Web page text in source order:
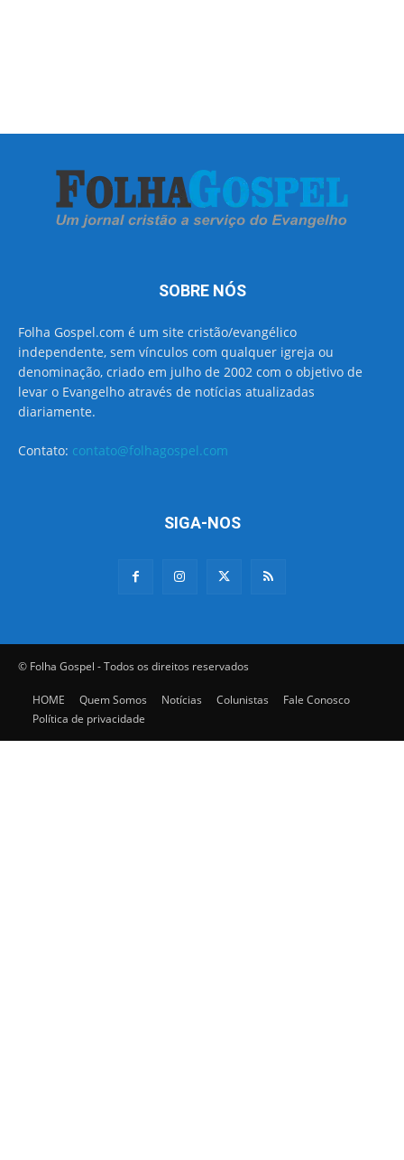
SOBRE NÓS
Folha Gospel.com é um site cristão/evangélico
independente, sem vínculos com qualquer igreja ou
denominação, criado em julho de 2002 com o objetivo de
levar o Evangelho através de notícias atualizadas
diariamente.
Contato: contato@folhagospel.com
SIGA-NOS
© Folha Gospel - Todos os direitos reservados
HOME Quem Somos Notícias Colunistas
Fale Conosco
Política de privacidade